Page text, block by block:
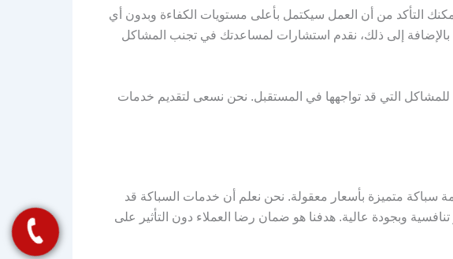
التأكد من أن العمل سيكتمل بأعلى مستويات الكفاءة وبدون أي
إلى ذلك، نقدم استشارات لمساعدتك في تجنب المشاكل
التي قد تواجهها في المستقبل. نحن نسعى لتقديم خدمات
متميزة بأسعار معقولة. نحن نعلم أن خدمات السباكة قد
وبجودة عالية. هدفنا هو ضمان رضا العملاء دون التأثير على